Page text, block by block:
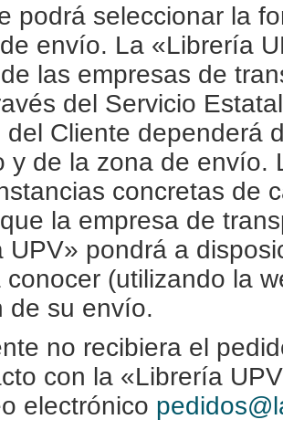
podrá seleccionar la
envío. La «Librería
las empresas de
del Servicio
del Cliente dependerá
y de la zona de envío.
concretas de
la empresa de
UPV» pondrá a
conocer (utilizando la
de su envío.
no recibiera el
con la «Librería
electrónico